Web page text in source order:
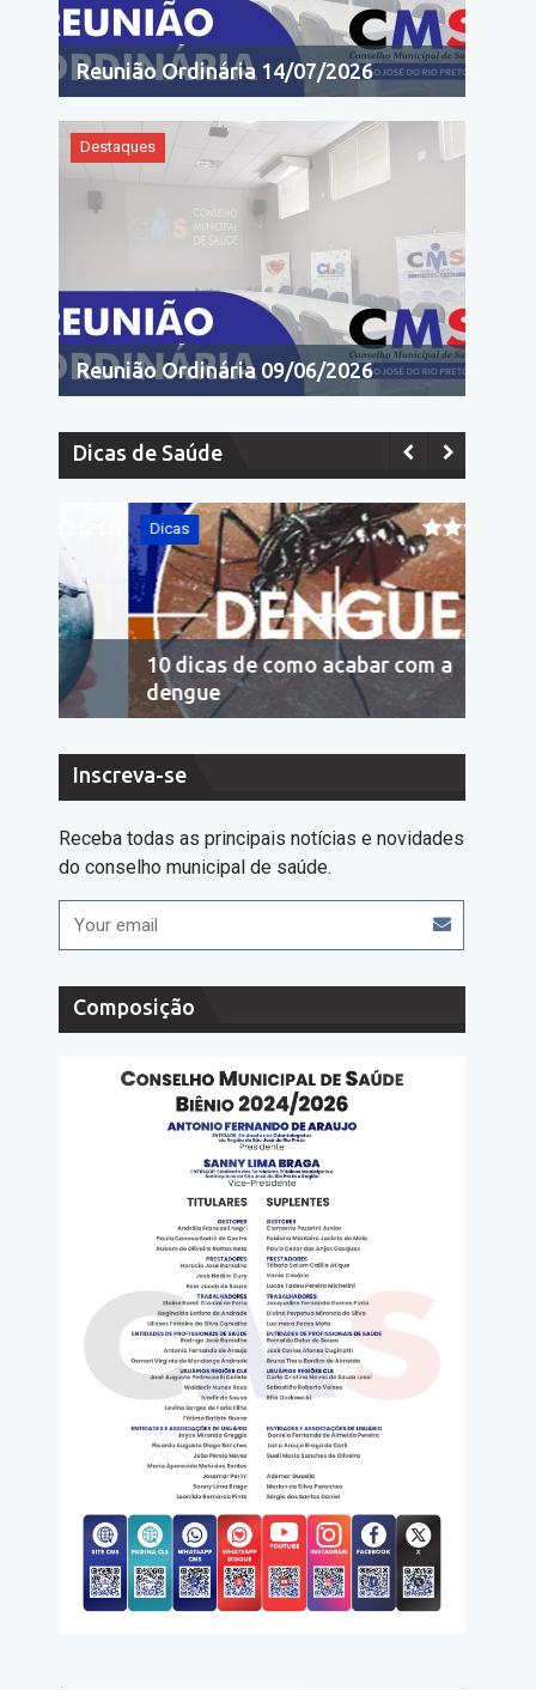
Reunião Ordinária 14/07/2026
Destaques
Reunião Ordinária 09/06/2026
Dicas de Saúde
10 dicas de como acabar com a
dengue
Inscreva-se
Receba todas as principais notícias e novidades
do conselho municipal de saúde.
Composição